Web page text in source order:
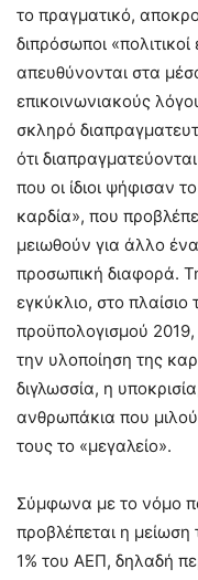
το πραγματικό,
διπρόσωποι
απευθύνονται στα
επικοινωνιακούς
σκληρό
ότι
που οι ίδιοι ψήφισαν
καρδία», που
μειωθούν για άλλο
προσωπική διαφορά.
εγκύκλιο, στο πλαίσιο
προϋπολογισμού 2019,
την υλοποίηση της
διγλωσσία, η
ανθρωπάκια που
τους το «μεγαλείο».
Σύμφωνα με το νόμο
προβλέπεται η μείωση
1% του ΑΕΠ, δηλαδή